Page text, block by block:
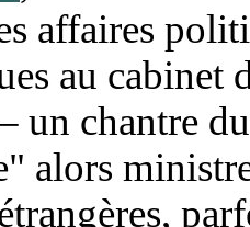
affaires
au cabinet
un chantre du
alors